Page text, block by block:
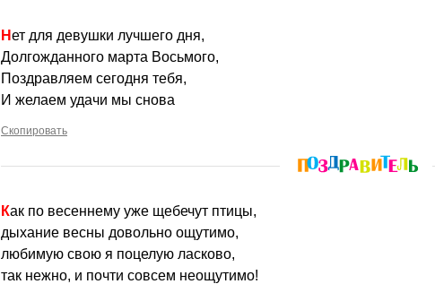
Нет для девушки лучшего дня,
Долгожданного марта Восьмого,
Поздравляем сегодня тебя,
И желаем удачи мы снова
Скопировать
Как по весеннему уже щебечут птицы,
дыхание весны довольно ощутимо,
любимую свою я поцелую ласково,
так нежно, и почти совсем неощутимо!